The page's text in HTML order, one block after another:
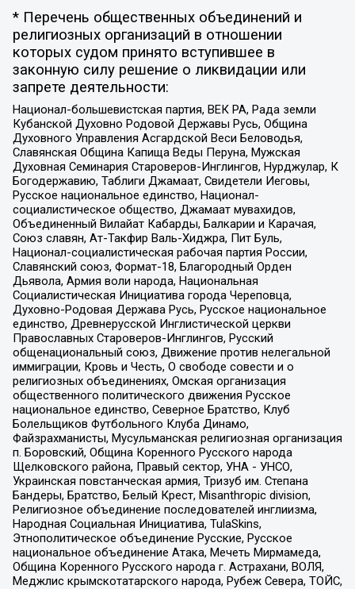
* Перечень общественных объединений и
религиозных организаций в отношении
которых судом принято вступившее в
законную силу решение о ликвидации или
запрете деятельности:
Национал-большевистская партия, ВЕК РА, Рада земли
Кубанской Духовно Родовой Державы Русь, Община
Духовного Управления Асгардской Веси Беловодья,
Славянская Община Капища Веды Перуна, Мужская
Духовная Семинария Староверов-Инглингов, Нурджулар, К
Богодержавию, Таблиги Джамаат, Свидетели Иеговы,
Русское национальное единство, Национал-
социалистическое общество, Джамаат мувахидов,
Объединенный Вилайат Кабарды, Балкарии и Карачая,
Союз славян, Ат-Такфир Валь-Хиджра, Пит Буль,
Национал-социалистическая рабочая партия России,
Славянский союз, Формат-18, Благородный Орден
Дьявола, Армия воли народа, Национальная
Социалистическая Инициатива города Череповца,
Духовно-Родовая Держава Русь, Русское национальное
единство, Древнерусской Инглистической церкви
Православных Староверов-Инглингов, Русский
общенациональный союз, Движение против нелегальной
иммиграции, Кровь и Честь, О свободе совести и о
религиозных объединениях, Омская организация
общественного политического движения Русское
национальное единство, Северное Братство, Клуб
Болельщиков Футбольного Клуба Динамо,
Файзрахманисты, Мусульманская религиозная организация
п. Боровский, Община Коренного Русского народа
Щелковского района, Правый сектор, УНА - УНСО,
Украинская повстанческая армия, Тризуб им. Степана
Бандеры, Братство, Белый Крест, Misanthropic division,
Религиозное объединение последователей инглиизма,
Народная Социальная Инициатива, TulaSkins,
Этнополитическое объединение Русские, Русское
национальное объединение Атака, Мечеть Мирмамеда,
Община Коренного Русского народа г. Астрахани, ВОЛЯ,
Меджлис крымскотатарского народа, Рубеж Севера, ТОЙС,